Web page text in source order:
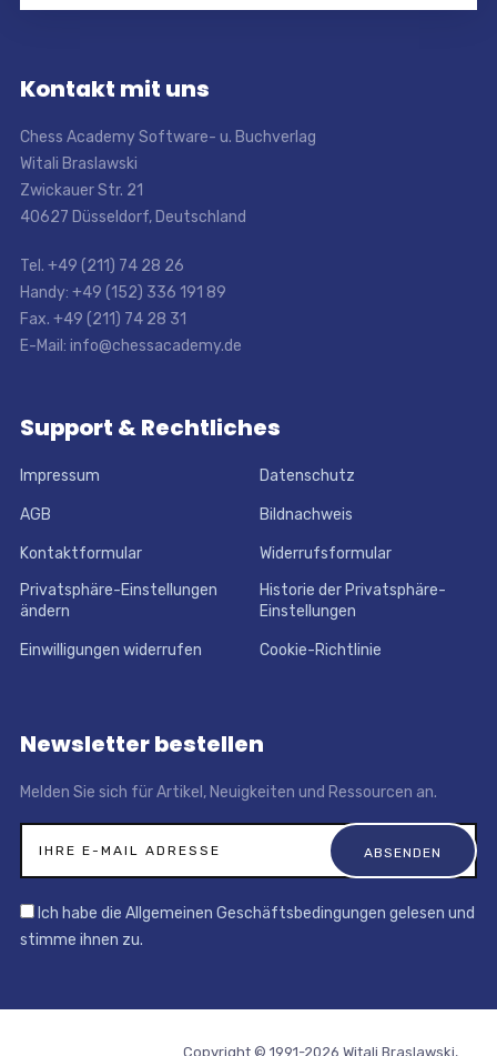
Kontakt mit uns
Chess Academy Software- u. Buchverlag
Witali Braslawski
Zwickauer Str. 21
40627 Düsseldorf, Deutschland
Tel. +49 (211) 74 28 26
Handy: +49 (152) 336 191 89
Fax. +49 (211) 74 28 31
E-Mail: info@chessacademy.de
Support & Rechtliches
Impressum Datenschutz
AGB Bildnachweis
Kontaktformular
Widerrufsformular
Privatsphäre-Einstellungen
ändern
Historie der Privatsphäre-
Einstellungen
Einwilligungen widerrufen Cookie-Richtlinie
Newsletter bestellen
Melden Sie sich für Artikel, Neuigkeiten und Ressourcen an.
Ich habe die Allgemeinen Geschäftsbedingungen gelesen und
stimme ihnen zu.
Copyright © 1991-2026 Witali Braslawski,